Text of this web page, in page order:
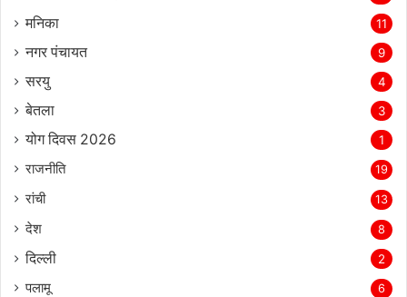
मनिका 11
नगर पंचायत 9
सरयु 4
बेतला 3
योग दिवस 2026 1
राजनीति 19
रांची 13
देश 8
दिल्‍ली 2
पलामू 6